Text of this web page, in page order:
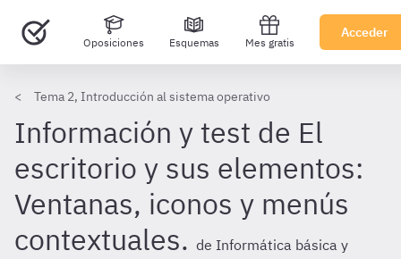
Oposiciones Esquemas Mes gratis
Acceder
Tema 2, Introducción al sistema operativo
Información y test de El
escritorio y sus elementos:
Ventanas, iconos y menús
contextuales. de Informática básica y